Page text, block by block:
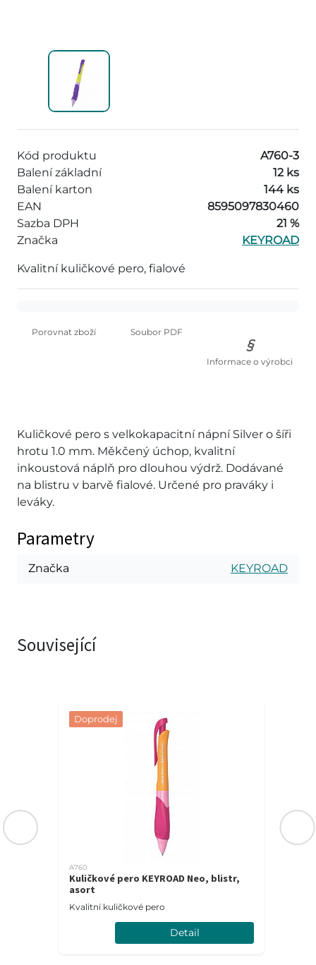
Kód produktu
A760-3
Balení základní
12 ks
Balení karton
144 ks
EAN
8595097830460
Sazba DPH
21 %
Značka
KEYROAD
Kvalitní kuličkové pero, fialové
Porovnat zboží Soubor PDF
Informace o výrobci
Kuličkové pero s velkokapacitní nápní Silver o šíři
hrotu 1.0 mm. Měkčený úchop, kvalitní
inkoustová náplň pro dlouhou výdrž. Dodávané
na blistru v barvě fialové. Určené pro praváky i
leváky.
Parametry
Značka KEYROAD
Související
Doprodej
A760
Kuličkové pero KEYROAD Neo, blistr,
asort
Kvalitní kuličkové pero
Detail